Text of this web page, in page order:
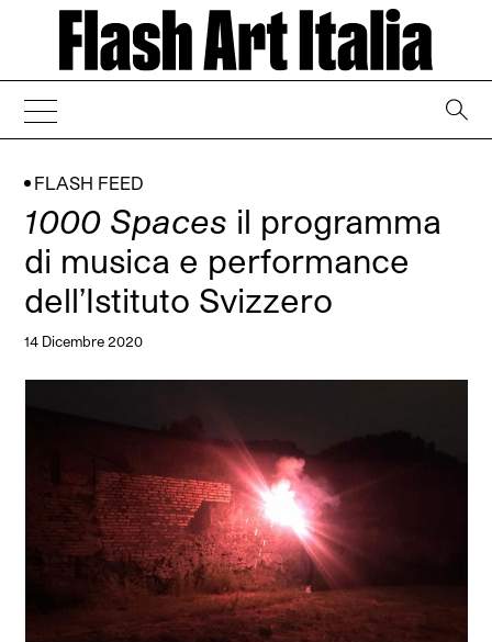
FLASH FEED
1000 Spaces il programma
di musica e performance
dell’Istituto Svizzero
14 Dicembre 2020